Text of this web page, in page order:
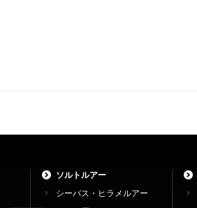
ソルトルアー
シーバス・ヒラメルアー